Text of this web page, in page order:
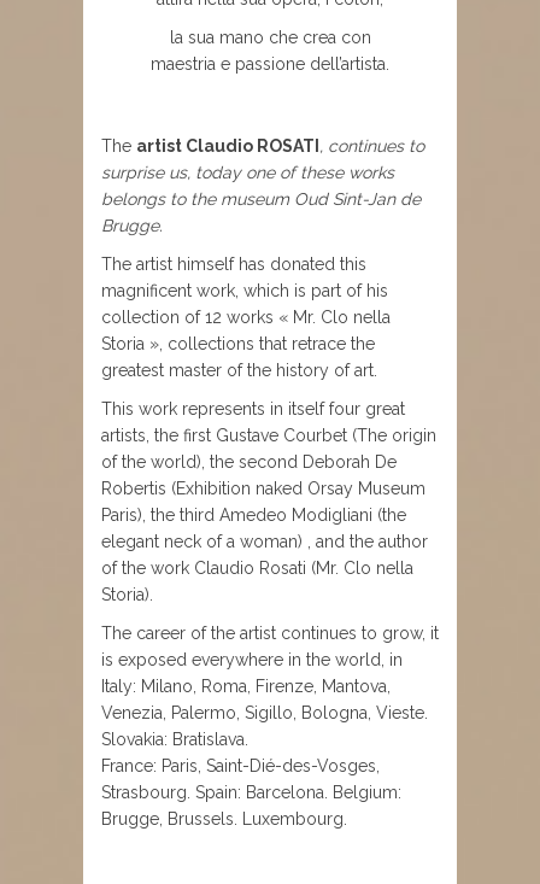
la sua mano che crea con
maestria e passione dell’artista.
The artist Claudio ROSATI, continues to
surprise us, today one of these works
belongs to the museum Oud Sint-Jan de
Brugge.
The artist himself has donated this
magnificent work, which is part of his
collection of 12 works « Mr. Clo nella
Storia », collections that retrace the
greatest master of the history of art.
This work represents in itself four great
artists, the first Gustave Courbet (The origin
of the world), the second Deborah De
Robertis (Exhibition naked Orsay Museum
Paris), the third Amedeo Modigliani (the
elegant neck of a woman) , and the author
of the work Claudio Rosati (Mr. Clo nella
Storia).
The career of the artist continues to grow, it
is exposed everywhere in the world, in
Italy: Milano, Roma, Firenze, Mantova,
Venezia, Palermo, Sigillo, Bologna, Vieste.
Slovakia: Bratislava.
France: Paris, Saint-Dié-des-Vosges,
Strasbourg. Spain: Barcelona. Belgium:
Brugge, Brussels. Luxembourg.